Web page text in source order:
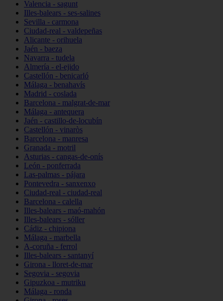
Valencia - sagunt
Illes-balears - ses-salines
Sevilla - carmona
Ciudad-real - valdepeñas
Alicante - orihuela
Jaén - baeza
Navarra - tudela
Almería - el-ejido
Castellón - benicarló
Málaga - benahavís
Madrid - coslada
Barcelona - malgrat-de-mar
Málaga - antequera
Jaén - castillo-de-locubín
Castellón - vinaròs
Barcelona - manresa
Granada - motril
Asturias - cangas-de-onís
León - ponferrada
Las-palmas - pájara
Pontevedra - sanxenxo
Ciudad-real - ciudad-real
Barcelona - calella
Illes-balears - maó-mahón
Illes-balears - sóller
Cádiz - chipiona
Málaga - marbella
A-coruña - ferrol
Illes-balears - santanyí
Girona - lloret-de-mar
Segovia - segovia
Gipuzkoa - mutriku
Málaga - ronda